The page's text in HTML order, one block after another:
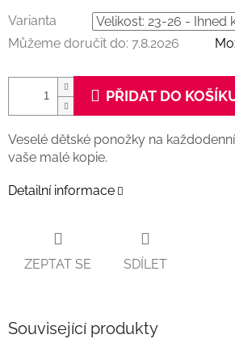
Varianta
Můžeme doručit do: 7.8.2026
PŘIDAT DO
Veselé dětské ponožky na
vaše malé kopie.
Detailní informace
ZEPTAT SE SDÍLET
Související produkty